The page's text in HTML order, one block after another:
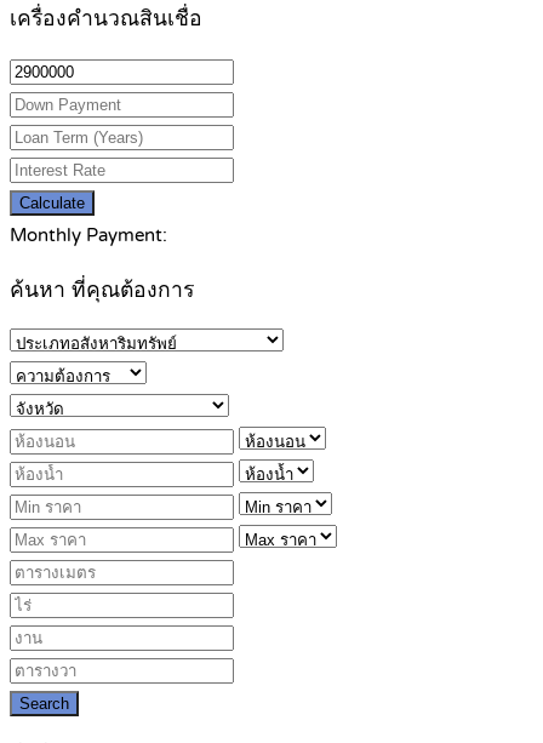
เครื่องคำนวณสินเชื่อ
Calculate
Monthly Payment:
ค้นหา ที่คุณต้องการ
Search